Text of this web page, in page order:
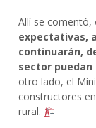
Allí se comentó,
expectativas,
continuarán,
sector puedan
otro lado, el
constructores
rural.